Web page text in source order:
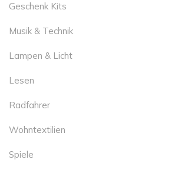
Geschenk Kits
Musik & Technik
Lampen & Licht
Lesen
Radfahrer
Wohntextilien
Spiele